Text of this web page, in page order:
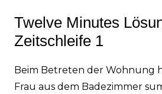
Twelve Minutes
Zeitschleife 1
Beim Betreten der Wohnung
Frau aus dem Badezimmer